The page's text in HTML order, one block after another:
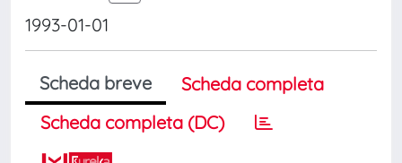
1993-01-01
Scheda breve
Scheda completa
Scheda completa (DC)